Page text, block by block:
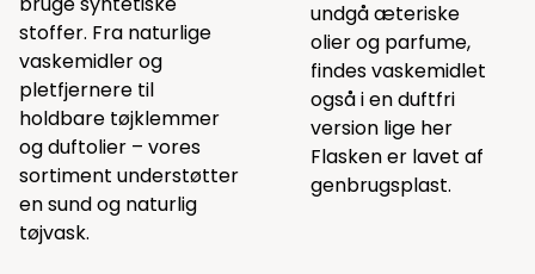
stoffer. Fra naturlige
vaskemidler og
pletfjernere til
holdbare tøjklemmer
og duftolier – vores
sortiment understøtter
en sund og naturlig
tøjvask.
undgå æteriske
olier og parfume,
findes vaskemidlet
også i en duftfri
version lige her
Flasken er lavet af
genbrugsplast.